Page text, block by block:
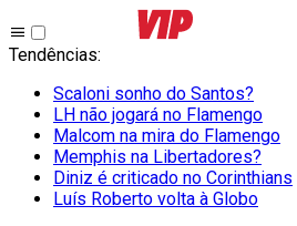
Tendências:
Scaloni sonho do Santos?
LH não jogará no Flamengo
Malcom na mira do Flamengo
Memphis na Libertadores?
Diniz é criticado no Corinthians
Luís Roberto volta à Globo